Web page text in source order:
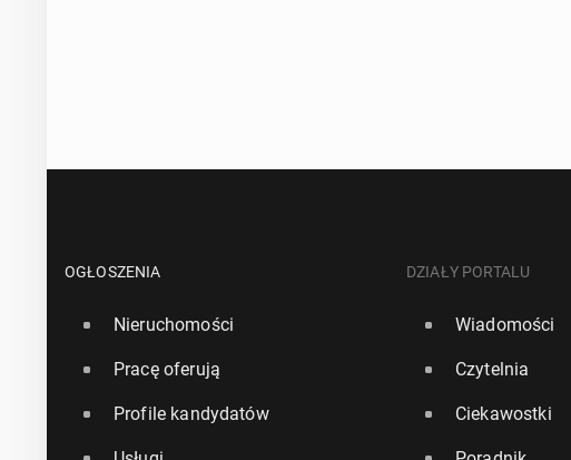
OGŁOSZENIA
Nieruchomości
Pracę oferują
Profile kandydatów
DZIAŁY PORTALU
Wiadomości
Czytelnia
Ciekawostki